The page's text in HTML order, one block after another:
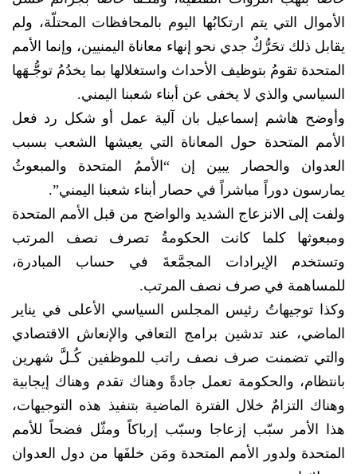
الأموال التي يتم ارتكابُها اليوم بالمحافظات المحتلّة، ولم
يقابل ذلك تحَرُّكٌ جدي نحو إنهاء معاناة اليمنيين، وإنما الأمم
المتحدة تقومُ بتوظيف الأحداث واستغلالها بما يخدُمُ توجُّـهَها
السياسي والذي لا يخفى عن أبناء شعبنا اليمني.
وأوضح هاشم إسماعيل بان آلية عمل أو شكل رد فعل
الأمم المتحدة حول المعاناة التي يعيشها الشعب بسبب
العدوان والحصار يبين إن “الأممُ المتحدة والمبعوثُ
يمارسون دوراً مباشراً في حصار أبناء شعبنا اليمني”.
ولفت إلى الانزعاج الشديد والواضح من قبل الأمم المتحدة
ومبعوثها كلما كانت الحكومةُ تصرف نصف المرتب
وتستخدم الإيرادات المجمَّعةَ في حساب المبادرة،
للمساهمة في صرف نصف المرتب.
وكذا توجيهاتُ رئيس المجلس السياسي الأعلى في يناير
الماضي، عند تدشين برامج التعافي والإنعاش الاقتصادي
والتي تضمنت صرف نصف راتب للموظفين كُـلَّ شهرين
بانتظام، والحكومة تعمل جادةً وهناك تقدم وهناك إيجابية
وهناك التزامٌ خلال الفترة الماضية بتنفيذ هذه التوجيهات،
هذا الأمر سبّب إزعاجا وسبّب إرباكاً ومثّل فضحاً للأمم
المتحدة ولدور الأمم المتحدة ومَن خلفَها من دول العدوان